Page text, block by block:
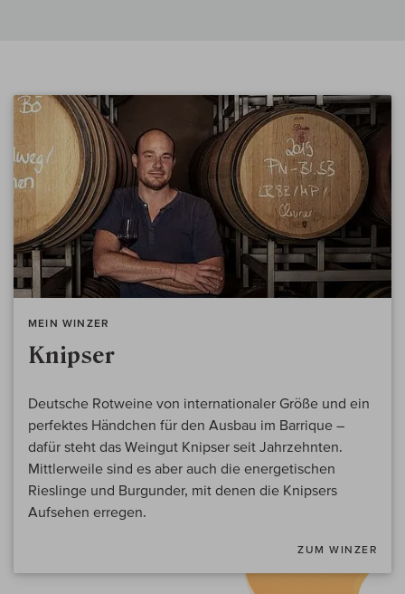
MEIN WINZER
Knipser
Deutsche Rotweine von internationaler Größe und ein
perfektes Händchen für den Ausbau im Barrique –
dafür steht das Weingut Knipser seit Jahrzehnten.
Mittlerweile sind es aber auch die energetischen
Rieslinge und Burgunder, mit denen die Knipsers
Aufsehen erregen.
ZUM WINZER